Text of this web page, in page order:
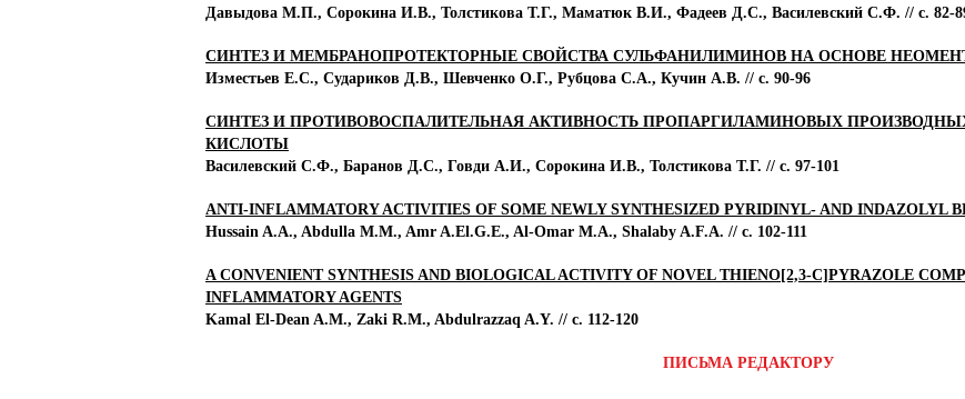
Давыдова М.П., Сорокина И.В., Толстикова Т.Г., Маматюк В.И., Фадеев Д.С., Василевский С.Ф. // с. 82-
СИНТЕЗ И МЕМБРАНОПРОТЕКТОРНЫЕ СВОЙСТВА СУЛЬФАНИЛИМИНОВ НА ОСНОВЕ
Изместьев Е.С., Судариков Д.В., Шевченко О.Г., Рубцова C.А., Кучин А.В. // с. 90-96
СИНТЕЗ И ПРОТИВОВОСПАЛИТЕЛЬНАЯ АКТИВНОСТЬ ПРОПАРГИЛАМИНОВЫХ
КИСЛОТЫ
Василевский С.Ф., Баранов Д.С., Говди А.И., Сорокина И.В., Толстикова Т.Г. // с. 97-101
ANTI-INFLAMMATORY ACTIVITIES OF SOME NEWLY SYNTHESIZED PYRIDINYL- AND INDAZOLYL
Hussain A.A., Abdulla M.M., Amr A.El.G.E., Al-Omar M.A., Shalaby A.F.A. // с. 102-111
A CONVENIENT SYNTHESIS AND BIOLOGICAL ACTIVITY OF NOVEL THIENO[2,3-C]PYRAZOLE
INFLAMMATORY AGENTS
Kamal El-Dean A.M., Zaki R.M., Abdulrazzaq A.Y. // с. 112-120
ПИСЬМА РЕДАКТОРУ